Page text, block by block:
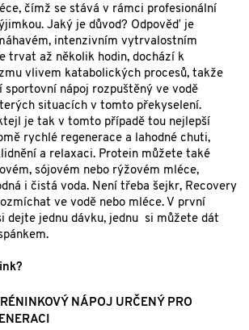
čímž se stává v rámci profesionální
Jaký je důvod? Odpověď je
intenzivním vytrvalostním
trvat až několik hodin, dochází k
vlivem katabolických procesů, takže
sportovní nápoj rozpuštěný ve vodě
situacích v tomto překyselení.
je tak v tomto případě tou nejlepší
rychlé regenerace a lahodné chuti,
a relaxaci. Protein můžete také
sójovém nebo rýžovém mléce,
i čistá voda. Není třeba šejkr, Recovery
ve vodě nebo mléce. V první
dejte jednu dávku, jednu si můžete dát
NÁPOJ URČENÝ PRO